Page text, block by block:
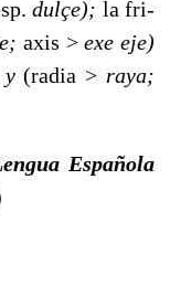
dulçe); la fri­
axis >exe eje)
y(radia > raya;
Española